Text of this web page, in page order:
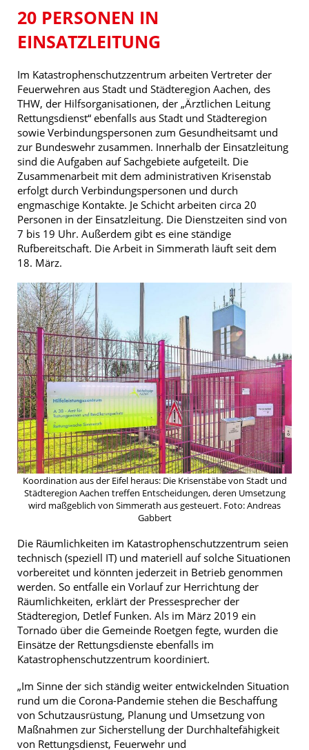
20 PERSONEN IN
EINSATZLEITUNG
Im Katastrophenschutzzentrum arbeiten Vertreter der
Feuerwehren aus Stadt und Städteregion Aachen, des
THW, der Hilfsorganisationen, der „Ärztlichen Leitung
Rettungsdienst“ ebenfalls aus Stadt und Städteregion
sowie Verbindungspersonen zum Gesundheitsamt und
zur Bundeswehr zusammen. Innerhalb der Einsatzleitung
sind die Aufgaben auf Sachgebiete aufgeteilt. Die
Zusammenarbeit mit dem administrativen Krisenstab
erfolgt durch Verbindungspersonen und durch
engmaschige Kontakte. Je Schicht arbeiten circa 20
Personen in der Einsatzleitung. Die Dienstzeiten sind von
7 bis 19 Uhr. Außerdem gibt es eine ständige
Rufbereitschaft. Die Arbeit in Simmerath läuft seit dem
18. März.
Koordination aus der Eifel heraus: Die Krisenstäbe von Stadt und
Städteregion Aachen treffen Entscheidungen, deren Umsetzung
wird maßgeblich von Simmerath aus gesteuert. Foto: Andreas
Gabbert
Die Räumlichkeiten im Katastrophenschutzzentrum seien
technisch (speziell IT) und materiell auf solche Situationen
vorbereitet und könnten jederzeit in Betrieb genommen
werden. So entfalle ein Vorlauf zur Herrichtung der
Räumlichkeiten, erklärt der Pressesprecher der
Städteregion, Detlef Funken. Als im März 2019 ein
Tornado über die Gemeinde Roetgen fegte, wurden die
Einsätze der Rettungsdienste ebenfalls im
Katastrophenschutzzentrum koordiniert.
„Im Sinne der sich ständig weiter entwickelnden Situation
rund um die Corona-Pandemie stehen die Beschaffung
von Schutzausrüstung, Planung und Umsetzung von
Maßnahmen zur Sicherstellung der Durchhaltefähigkeit
von Rettungsdienst, Feuerwehr und